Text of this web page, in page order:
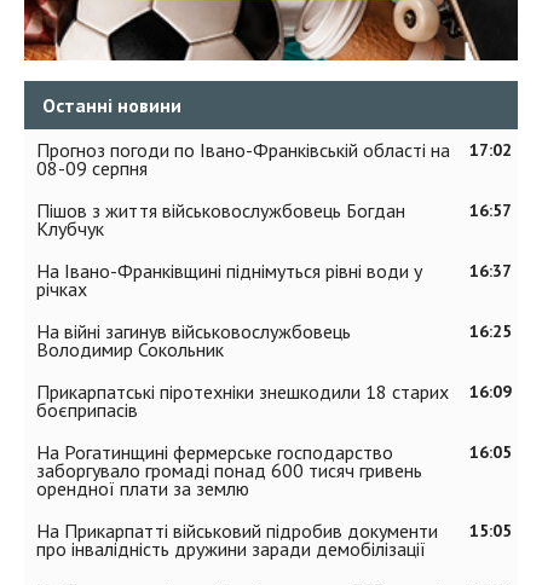
Останні новини
17:02
Прогноз погоди по Івано-Франківській області на
08-09 серпня
16:57
Пішов з життя військовослужбовець Богдан
Клубчук
16:37
На Івано-Франківщині піднімуться рівні води у
річках
16:25
На війні загинув військовослужбовець
Володимир Сокольник
16:09
Прикарпатські піротехніки знешкодили 18 старих
боєприпасів
16:05
На Рогатинщині фермерське господарство
заборгувало громаді понад 600 тисяч гривень
орендної плати за землю
15:05
На Прикарпатті військовий підробив документи
про інвалідність дружини заради демобілізації